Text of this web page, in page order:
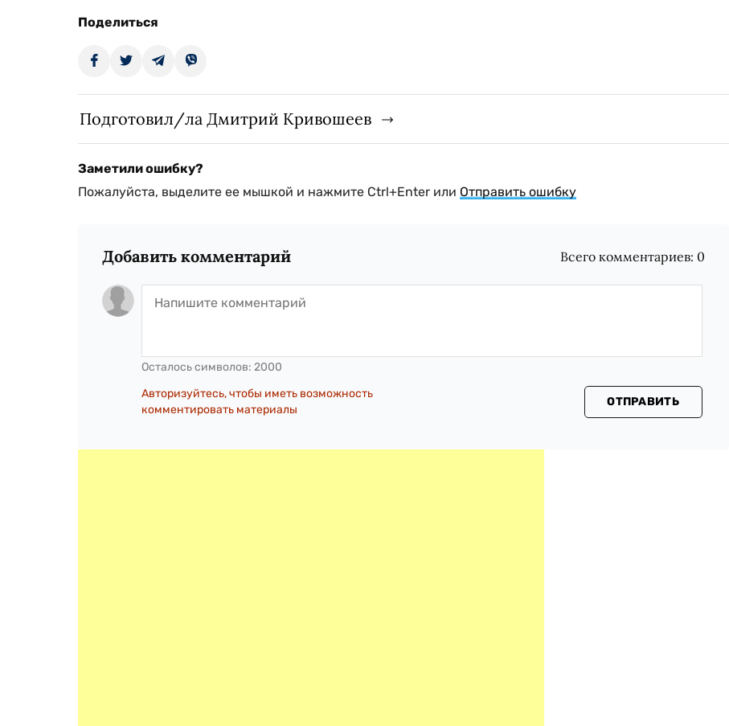
Поделиться
Подготовил/ла Дмитрий Кривошеев
Заметили ошибку?
Пожалуйста, выделите ее мышкой и нажмите Ctrl+Enter или Отправить ошибку
Добавить комментарий Всего комментариев: 0
Осталось символов: 2000
Авторизуйтесь, чтобы иметь возможность
комментировать материалы
ОТПРАВИТЬ